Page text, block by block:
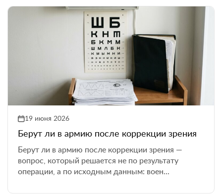
19 июня 2026
Берут ли в армию после коррекции зрения
Берут ли в армию после коррекции зрения —
вопрос, который решается не по результату
операции, а по исходным данным: воен...